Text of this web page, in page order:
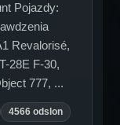
Pojazdy:
Revalorisé,
28E F-30,
777, ...
4566 odslon